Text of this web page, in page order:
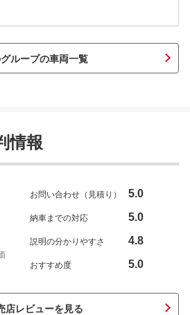
ループの車両一覧
情報
お問い合わせ（見積り） 5.0
納車までの対応 5.0
説明の分かりやすさ 4.8
おすすめ度 5.0
店レビューを見る